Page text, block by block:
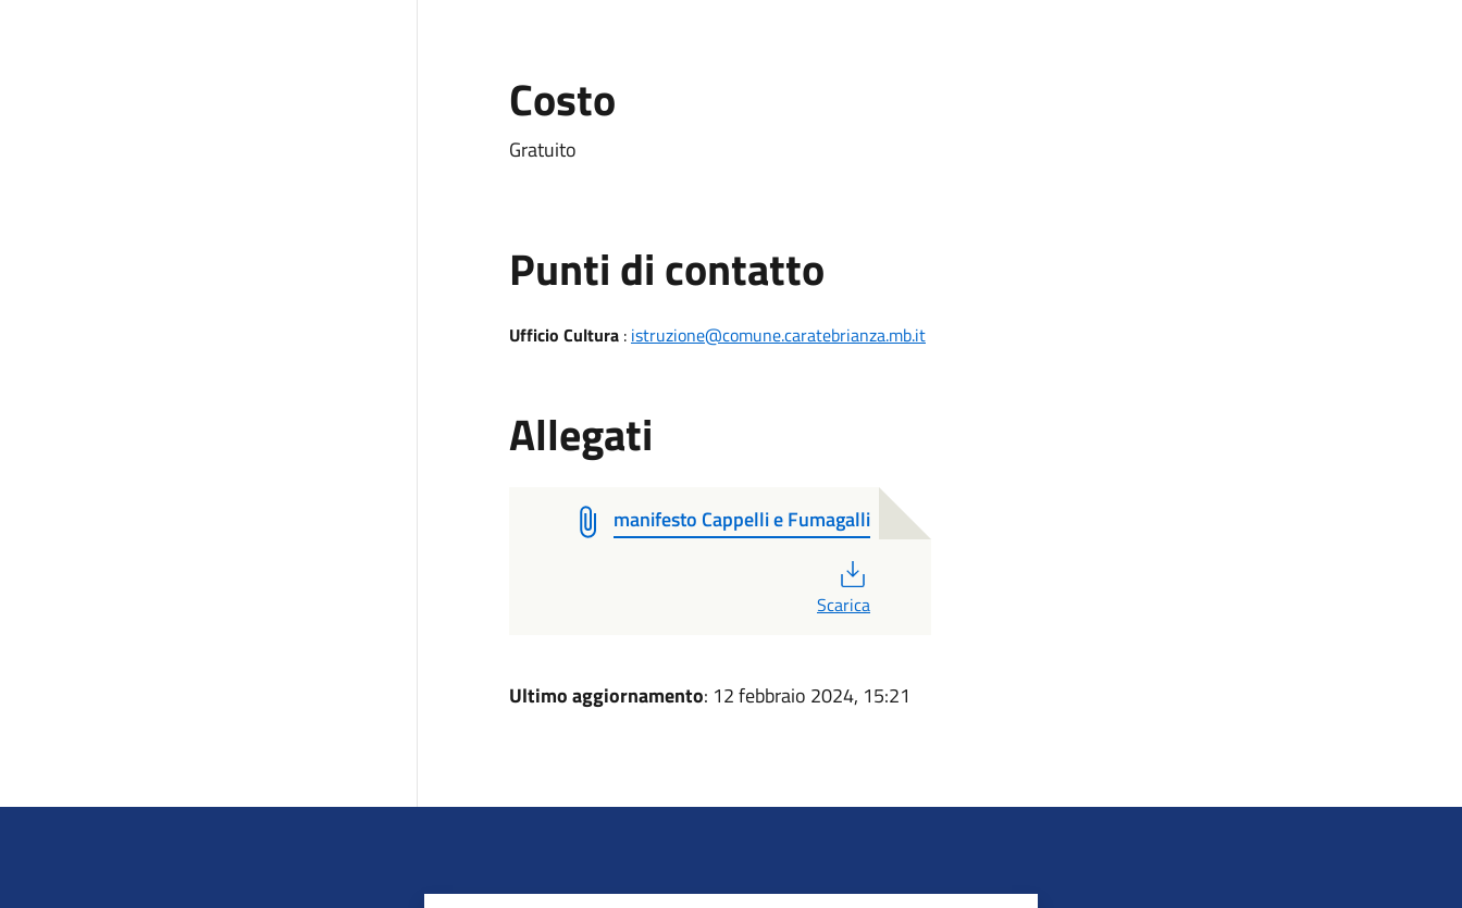
Costo
Gratuito
Punti di contatto
Ufficio Cultura: istruzione@comune.caratebrianza.mb.it
Allegati
manifesto Cappelli e Fumagalli
Scarica
Ultimo aggiornamento: 12 febbraio 2024, 15:21